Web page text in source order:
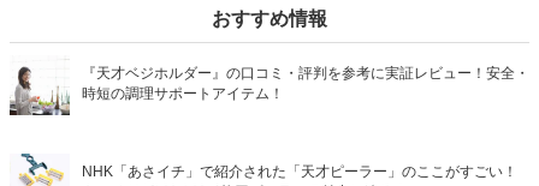
おすすめ情報
『天才ベジホルダー』の口コミ・評判を参考に実証レビュー！安全・
時短の調理サポートアイテム！
NHK「あさイチ」で紹介された「天才ピーラー」のここがすごい！